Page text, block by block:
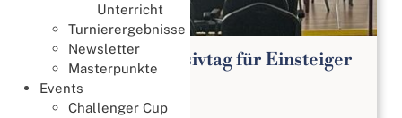
Unterricht
Turnierergebnisse
Newsletter
Masterpunkte
Events
Challenger Cup
Kostenloser Intensivtag für Einsteiger
Lernen & Trainieren
02. August 2026